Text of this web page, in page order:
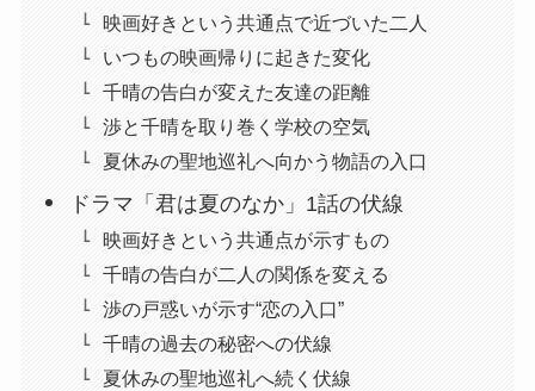
映画好きという共通点で近づいた二人
いつもの映画帰りに起きた変化
千晴の告白が変えた友達の距離
渉と千晴を取り巻く学校の空気
夏休みの聖地巡礼へ向かう物語の入口
ドラマ「君は夏のなか」1話の伏線
映画好きという共通点が示すもの
千晴の告白が二人の関係を変える
渉の戸惑いが示す“恋の入口”
千晴の過去の秘密への伏線
夏休みの聖地巡礼へ続く伏線